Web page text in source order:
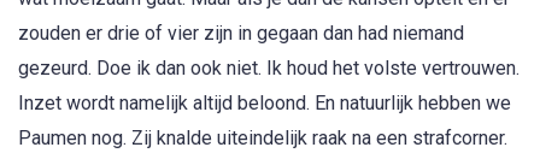
zouden er drie of vier zijn in gegaan dan had niemand
gezeurd. Doe ik dan ook niet. Ik houd het volste vertrouwen.
Inzet wordt namelijk altijd beloond. En natuurlijk hebben we
Paumen nog. Zij knalde uiteindelijk raak na een strafcorner.